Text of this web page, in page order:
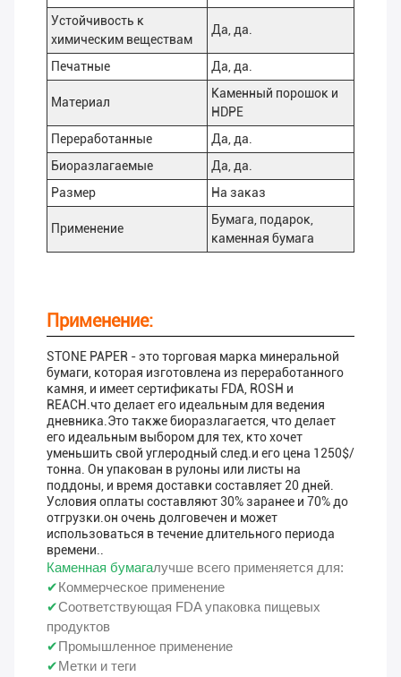
Устойчивость к
химическим веществам
Да, да.
Печатные Да, да.
Материал
Каменный порошок и
HDPE
Переработанные
Да, да.
Биоразлагаемые
Да, да.
Размер
На заказ
Применение
Бумага, подарок,
каменная бумага
Применение:
STONE PAPER - это торговая марка минеральной
бумаги, которая изготовлена из переработанного
камня, и имеет сертификаты FDA, ROSH и
REACH.что делает его идеальным для ведения
дневника.Это также биоразлагается, что делает
его идеальным выбором для тех, кто хочет
уменьшить свой углеродный след.и его цена 1250$/
тонна. Он упакован в рулоны или листы на
поддоны, и время доставки составляет 20 дней.
Условия оплаты составляют 30% заранее и 70% до
отгрузки.он очень долговечен и может
использоваться в течение длительного периода
времени..
Каменная бумагалучше всего применяется для:
✔ Коммерческое применение
✔Соответствующая FDA упаковка пищевых
продуктов
✔ Промышленное применение
✔ Метки и теги